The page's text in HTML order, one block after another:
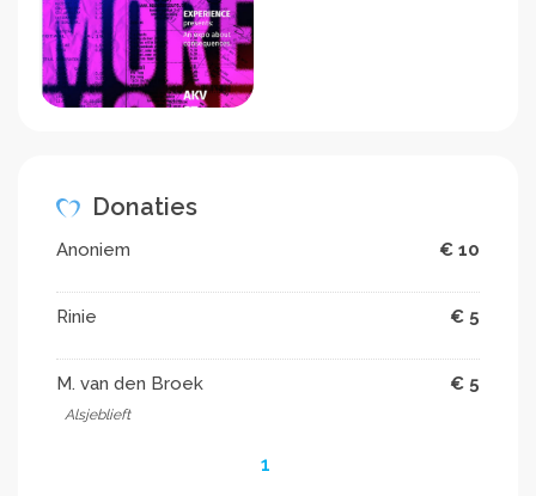
Donaties
Anoniem € 10
Rinie € 5
M. van den Broek € 5
Alsjeblieft
1